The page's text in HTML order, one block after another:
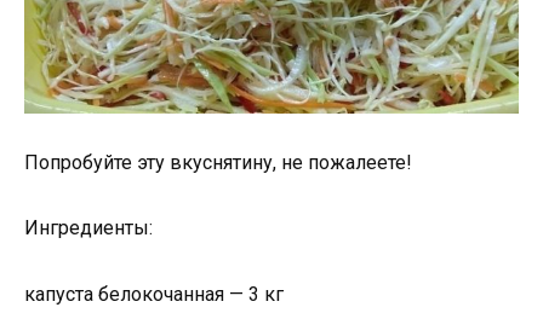
Попробуйте эту вкуснятину, не пожалеете!
Ингредиенты:
капуста белокочанная — 3 кг